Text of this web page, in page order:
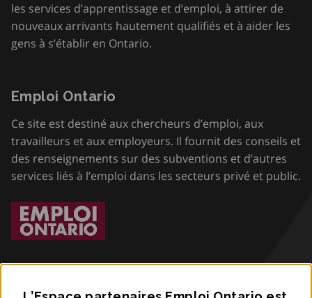
les services d’apprentissage et d’emploi, à attirer de
nouveaux arrivants hautement qualifiés et à aider les
gens à s’établir en Ontario.
Emploi Ontario
Ce site est destiné aux chercheurs d’emploi, aux
travailleurs et aux employeurs. Il fournit des conseils et
des renseignements sur des subventions et d’autres
services liés à l’emploi dans les secteurs privé et public.